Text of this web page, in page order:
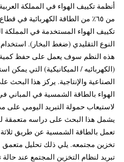
أنظمة تكييف الهواء في المملكة
من ٦٥٪ من الطاقة الكهربائية في
تكييف الهواء المستخدمة في المملكة
النوع التقليدي (ضغط البخار).
هذه النظم سوف يعمل على حفظ كمية
(الكهربائيه / الميكانيكية) التي يمكن
الصناعية والإنتاجية. يركز هذا
الهواء بالطاقة الشمسية في المباني
يشمل هذا البحث على دراسه متعمقة
تعمل بالطاقة الشمسية عن طريق
تبريد لنظام التخزين المجتمع عند حالة